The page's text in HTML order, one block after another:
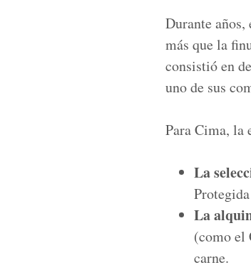
Durante
más que la
consistió en
uno de sus
Para Cima, la
La
La
(como el
carne.